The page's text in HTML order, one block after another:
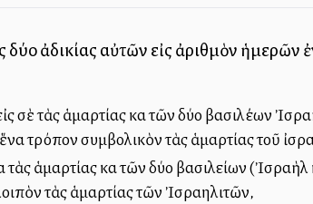
δύο ἀδικίας αὐτῶν εἰς ἀριθμὸν ἡμερῶν
σὲ τὰς ἁμαρτίας καὶ τῶν δύο βασιλέων
τρόπον συμβολικὸν τὰς ἁμαρτίας τοῦ
ἁμαρτίας καὶ τῶν δύο βασιλείων
τὰς ἁμαρτίας τῶν Ἰσραηλιτῶν,